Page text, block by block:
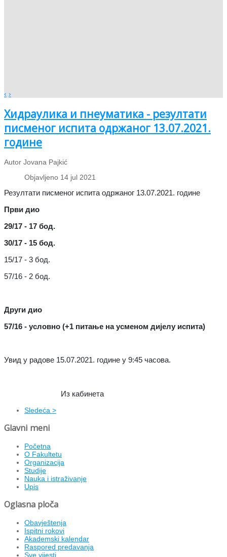
‹ ›
Хидраулика и пнеуматика - резултати
писменог испита одржаног 13.07.2021.
године
Autor Jovana Pajkić
Objavljeno 14 jul 2021
Резултати писменог испита одржаног 13.07.2021. године
Први дио
29/17 - 17 бод.
30/17 - 15 бод.
15/17 - 3 бод.
57/16 - 2 бод.
Други дио
57/16 - условно (+1 питање на усменом дијелу испита)
Увид у радове 15.07.2021. године у 9:45 часова.
Из кабинета
Sledeća >
Glavni meni
Početna
O Fakultetu
Organizacija
Studije
Nauka i istraživanje
Upis
Oglasna ploča
Obavještenja
Ispitni rokovi
Akademski kalendar
Raspored predavanja
Sve vijesti